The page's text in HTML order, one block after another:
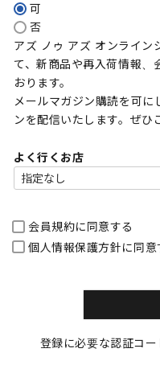
須
)
可
否
アズ ノゥ アズ オンライン
て、新商品や再入荷情報、
おります。
メールマガジン購読を可に
ンを配信いたします。ぜひ
よく行くお店
会員規約に同意する
個人情報保護方針に同意
登録に必要な認証コー